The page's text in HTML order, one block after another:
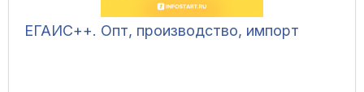
ЕГАИС++. Опт, производство, импорт